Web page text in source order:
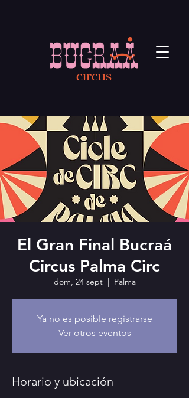
El Gran Final Bucraá
Circus Palma Circ
dom, 24 sept
  |
Palma
Ya no es posible registrarse
Ver otros eventos
Horario y ubicación